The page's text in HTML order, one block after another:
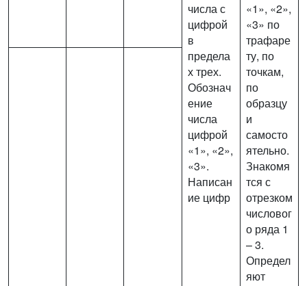
числа с
цифрой
в
предела
х трех.
Обознач
ение
числа
цифрой
«1», «2»,
«3».
Написан
ие цифр
«1», «2»,
«3» по
трафаре
ту, по
точкам,
по
образцу
и
самосто
ятельно.
Знакомя
тся с
отрезком
числовог
о ряда 1
– 3.
Определ
яют